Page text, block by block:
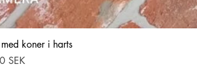
koner i harts
SEK